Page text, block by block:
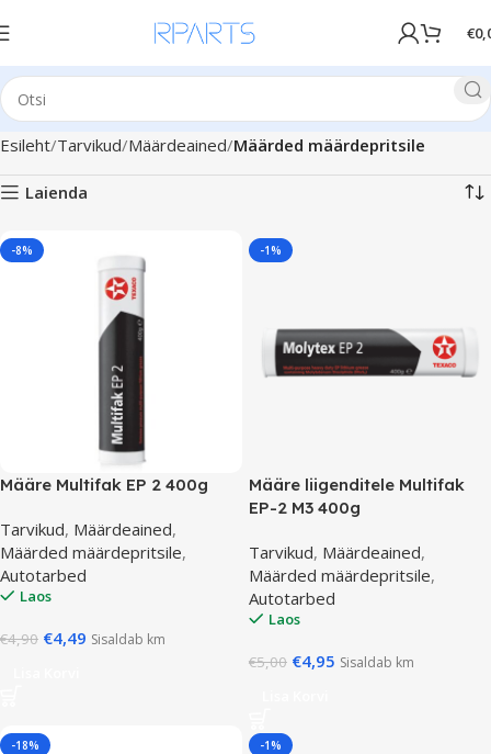
€
Esileht Tarvikud Määrdeained Määrded määrdepritsile
Laienda
-8%
Määre Multifak EP 2 400g
Tarvikud, Määrdeained,
Määrded määrdepritsile,
Autotarbed
Laos
€4,90 €4,49 Sisaldab km
-1%
Määre liigenditele Multifak
EP-2 M3 400g
Tarvikud, Määrdeained,
Määrded määrdepritsile,
Autotarbed
Laos
€5,00 €4,95 Sisaldab km
-18% -1%